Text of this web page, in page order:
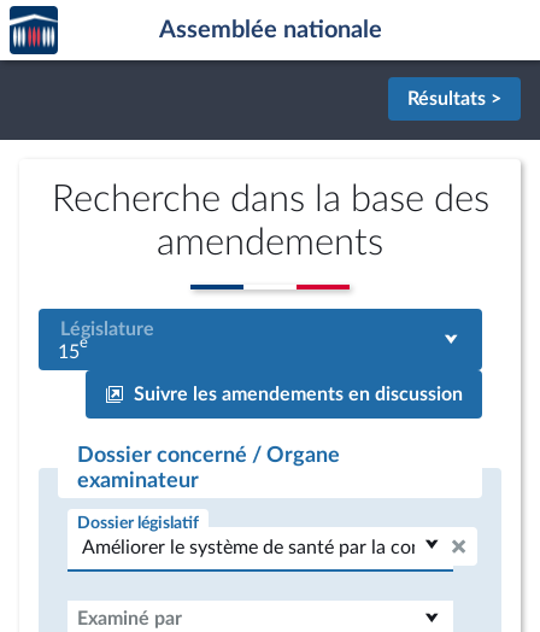
Aller au contenu
Aller en bas de la page
Accèder
à la
page
Assemblée nationale
Résultats >
Recherche dans la base des
amendements
Législature
15e
Suivre les amendements en discussion
Dossier concerné / Organe
examinateur
Dossier législatif
Examiné par